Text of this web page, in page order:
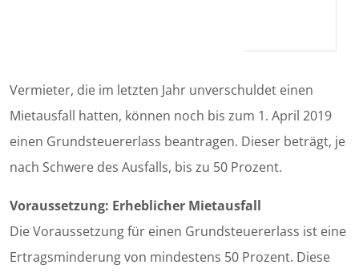
Vermieter, die im letzten Jahr unverschuldet einen
Mietausfall hatten, können noch bis zum 1. April 2019
einen Grundsteuererlass beantragen. Dieser beträgt, je
nach Schwere des Ausfalls, bis zu 50 Prozent.
Voraussetzung: Erheblicher Mietausfall
Die Voraussetzung für einen Grundsteuererlass ist eine
Ertragsminderung von mindestens 50 Prozent. Diese